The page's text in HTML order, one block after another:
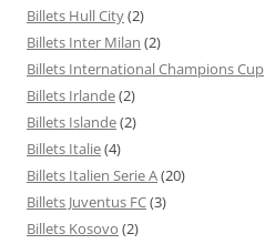
Billets Hull City(2)
Billets Inter Milan (2)
Billets International Champions Cup
Billets Irlande(2)
Billets Islande(2)
Billets Italie(4)
Billets Italien Serie A(20)
Billets Juventus FC(3)
Billets Kosovo (2)